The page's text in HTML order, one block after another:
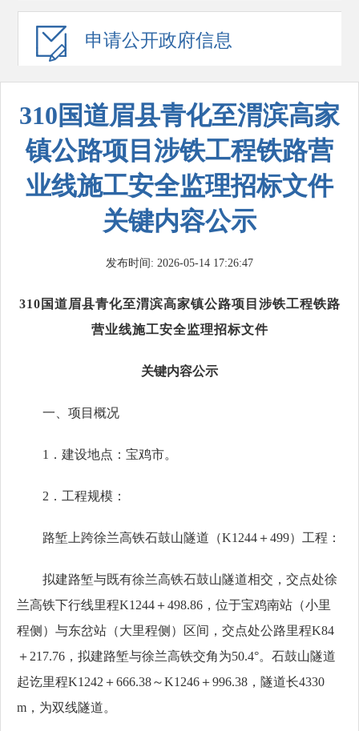
申请公开政府信息
310国道眉县青化至渭滨高家
镇公路项目涉铁工程铁路营
业线施工安全监理招标文件
关键内容公示
发布时间: 2026-05-14 17:26:47
310国道眉县青化至渭滨高家镇公路项目涉铁工程铁路
营业线施工安全监理招标文件
关键内容公示
一、项目概况
1．建设地点：宝鸡市。
2．工程规模：
路堑上跨徐兰高铁石鼓山隧道 （K1244＋499）工程：
拟建路堑与既有徐兰高铁石鼓山隧道相交，交点处徐
兰高铁下行线里程K1244＋498.86，位于宝鸡南站（小里
程侧）与东岔站（大里程侧）区间，交点处公路里程K84
＋217.76，拟建路堑与徐兰高铁交角为50.4°。石鼓山隧道
起讫里程K1242＋666.38～K1246＋996.38，隧道长4330
m，为双线隧道。